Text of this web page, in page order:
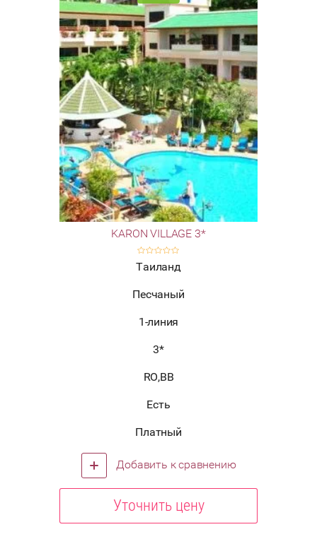
KARON VILLAGE 3*
Таиланд
Песчаный
1-линия
3*
RO,BB
Есть
Платный
Добавить к сравнению
Уточнить цену